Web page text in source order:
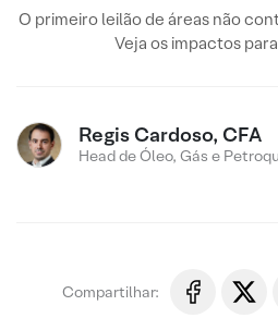
O primeiro leilão de áreas não
Veja os impactos
Regis Cardoso, CFA
Head de Óleo, Gás e
Compartilhar: